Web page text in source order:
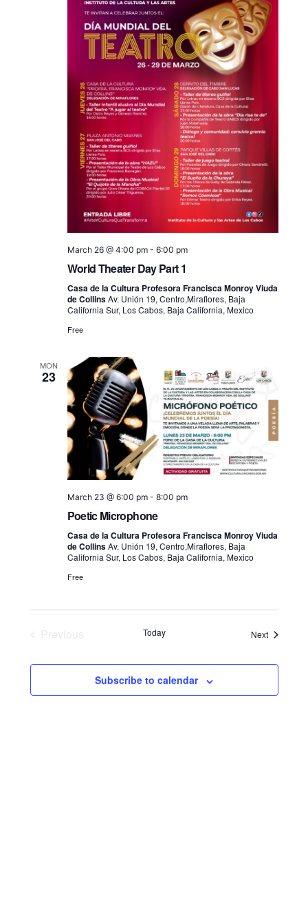
March 26 @ 4:00 pm- 6:00 pm
World Theater Day Part 1
Casa de la Cultura Profesora Francisca Monroy Viuda
de CollinsAv. Unión 19, Centro,Miraflores, Baja
California Sur, Los Cabos, Baja California, Mexico
Free
MON
23
March 23 @ 6:00 pm- 8:00 pm
Poetic Microphone
Casa de la Cultura Profesora Francisca Monroy Viuda
de CollinsAv. Unión 19, Centro,Miraflores, Baja
California Sur, Los Cabos, Baja California, Mexico
Free
Today NextEvents
Subscribe to calendar